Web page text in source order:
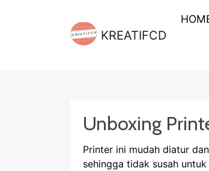
KREATIFCD
Unboxing
Printer ini mudah diatur
sehingga tidak susah